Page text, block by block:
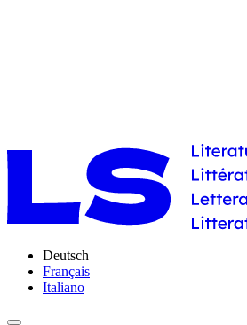
Deutsch
Français
Italiano